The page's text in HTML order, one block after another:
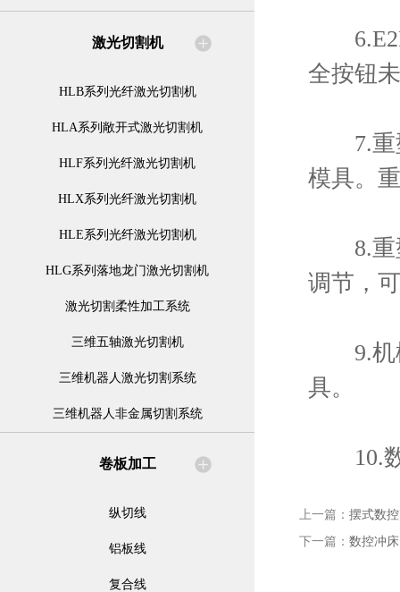
激光切割机
HLB系列光纤激光切割机
HLA系列敞开式激光切割机
HLF系列光纤激光切割机
HLX系列光纤激光切割机
HLE系列光纤激光切割机
HLG系列落地龙门激光切割机
激光切割柔性加工系统
三维五轴激光切割机
三维机器人激光切割系统
三维机器人非金属切割系统
卷板加工
纵切线
铝板线
复合线
6.E2M
全按钮
7.重型
模具。
8.重型
调节，
9.机械
具。
10.数
上一篇： 摆式数
下一篇： 数控冲